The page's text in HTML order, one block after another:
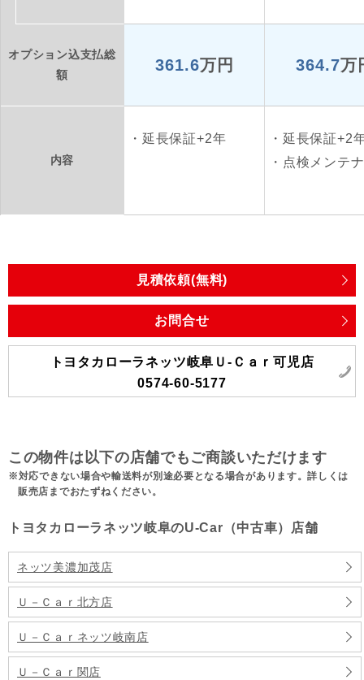
オプション込支払総
額
361.6万円 364.7万
内容
延長保証+2年
延長保証+2
点検メンテ
見積依頼(無料)
お問合せ
トヨタカローラネッツ岐阜Ｕ‐Ｃａｒ可児店
0574-60-5177
この物件は以下の店舗でもご商談いただけます
対応できない場合や輸送料が別途必要となる場合があります。詳しくは
販売店までおたずねください。
トヨタカローラネッツ岐阜のU-Car（中古車）店舗
ネッツ美濃加茂店
Ｕ－Ｃａｒ北方店
Ｕ－Ｃａｒネッツ岐南店
Ｕ－Ｃａｒ関店